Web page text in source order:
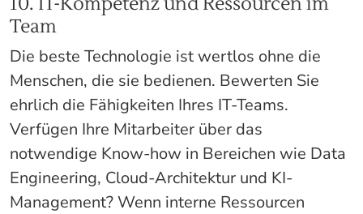
Team
Die beste Technologie ist wertlos ohne die
Menschen, die sie bedienen. Bewerten Sie
ehrlich die Fähigkeiten Ihres IT-Teams.
Verfügen Ihre Mitarbeiter über das
notwendige Know-how in Bereichen wie Data
Engineering, Cloud-Architektur und KI-
Management? Wenn interne Ressourcen